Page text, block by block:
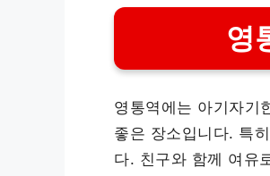
영
영통역에는 아기자기
좋은 장소입니다. 특
다. 친구와 함께 여유